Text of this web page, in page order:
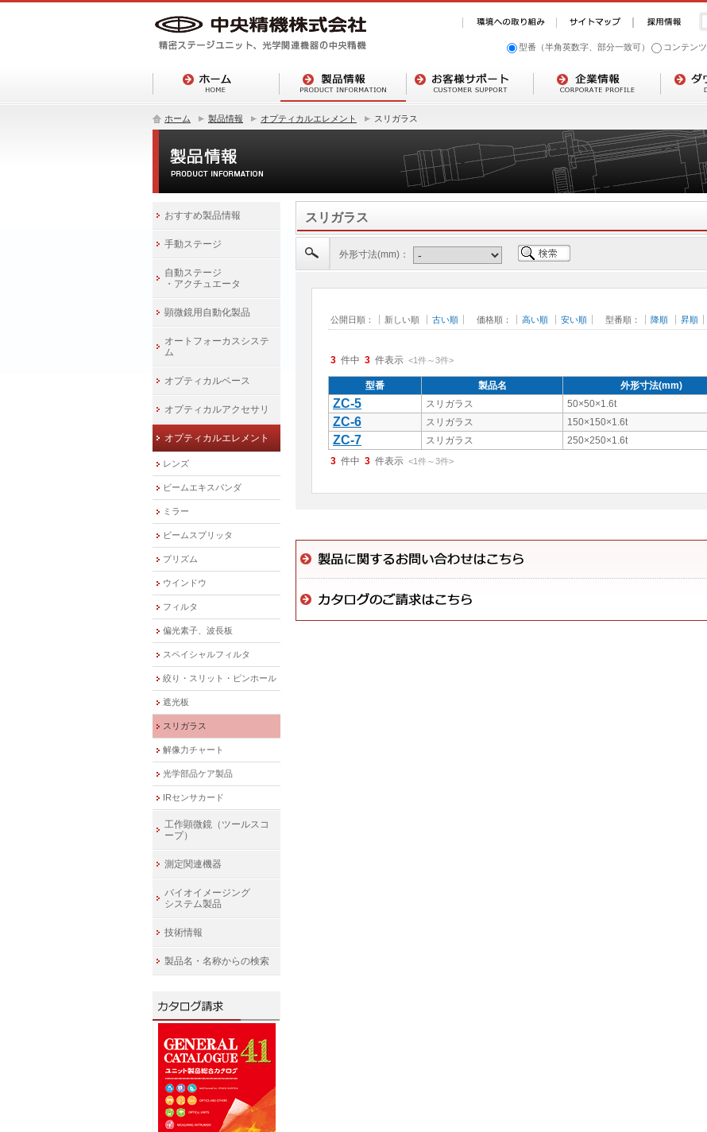
型番（半角英数字、部分一致可） コンテンツ
ホーム 製品情報 オプティカルエレメント スリガラス
スリガラス
外形寸法(mm)：
公開日順： 新しい順 古い順 価格順： 高い順 安い順 型番順： 降順 昇順
3 件中 3 件表示 <1件～3件>
型番 製品名 外形寸法(mm)
ZC-5 スリガラス 50×50×1.6t
ZC-6 スリガラス 150×150×1.6t
ZC-7 スリガラス 250×250×1.6t
3 件中 3 件表示 <1件～3件>
おすすめ製品情報
手動ステージ
自動ステージ
・アクチュエータ
顕微鏡用自動化製品
オートフォーカスシステ
ム
オプティカルベース
オプティカルアクセサリ
オプティカルエレメント
レンズ
ビームエキスパンダ
ミラー
ビームスプリッタ
プリズム
ウインドウ
フィルタ
偏光素子、波長板
スペイシャルフィルタ
絞り・スリット・ピンホール
遮光板
スリガラス
解像力チャート
光学部品ケア製品
IRセンサカード
工作顕微鏡（ツールスコ
ープ）
測定関連機器
バイオイメージング
システム製品
技術情報
製品名・名称からの検索